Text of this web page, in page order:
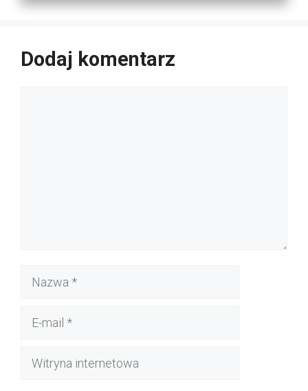
Dodaj komentarz
Nazwa
Witryna